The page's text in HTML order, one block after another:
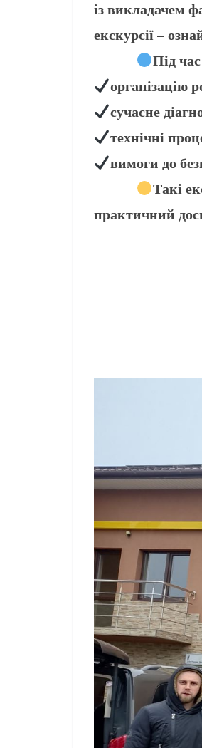
із викладачем
екскурсії –
Під
організацію
сучасне
технічні
вимоги до
Такі
практичний